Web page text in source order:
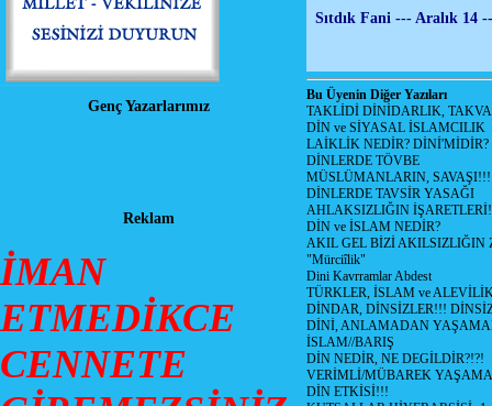
Genç Yazarlarımız
Reklam
İMAN
ETMEDİKCE
CENNETE
Sıtdık Fani --- Aralık 14
Bu Üyenin Diğer Yazıları
TAKLİDİ DİNİDARLIK,
DİN ve SİYASAL İSLAMCILIK
LAİKLİK NEDİR? DİNİ'MİDİR?
DİNLERDE TÖVBE
MÜSLÜMANLARIN, SAVAŞI!!!
DİNLERDE TAVSİR YASAĞI
AHLAKSIZLIĞIN
DİN ve İSLAM NEDİR?
AKIL GEL BİZİ AKILSIZLIĞIN
"Mürciîlik"
Dini Kavrramlar Abdest
TÜRKLER, İSLAM ve
DİNDAR, DİNSİZLER!!!
DİNİ, ANLAMADAN
İSLAM//BARIŞ
DİN NEDİR, NE DEGİLDİR?!?!
VERİMLİ/MÜBAREK
DİN ETKİSİ!!!